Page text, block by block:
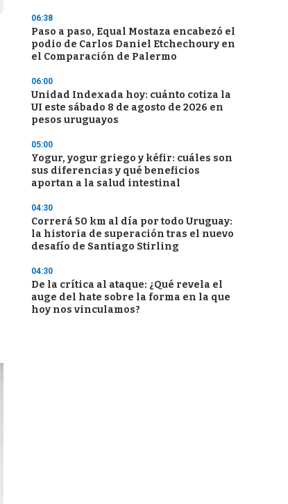
06:38
Paso a paso, Equal Mostaza encabezó el
podio de Carlos Daniel Etchechoury en
el Comparación de Palermo
06:00
Unidad Indexada hoy: cuánto cotiza la
UI este sábado 8 de agosto de 2026 en
pesos uruguayos
05:00
Yogur, yogur griego y kéfir: cuáles son
sus diferencias y qué beneficios
aportan a la salud intestinal
04:30
Correrá 50 km al día por todo Uruguay:
la historia de superación tras el nuevo
desafío de Santiago Stirling
04:30
De la crítica al ataque: ¿Qué revela el
auge del hate sobre la forma en la que
hoy nos vinculamos?